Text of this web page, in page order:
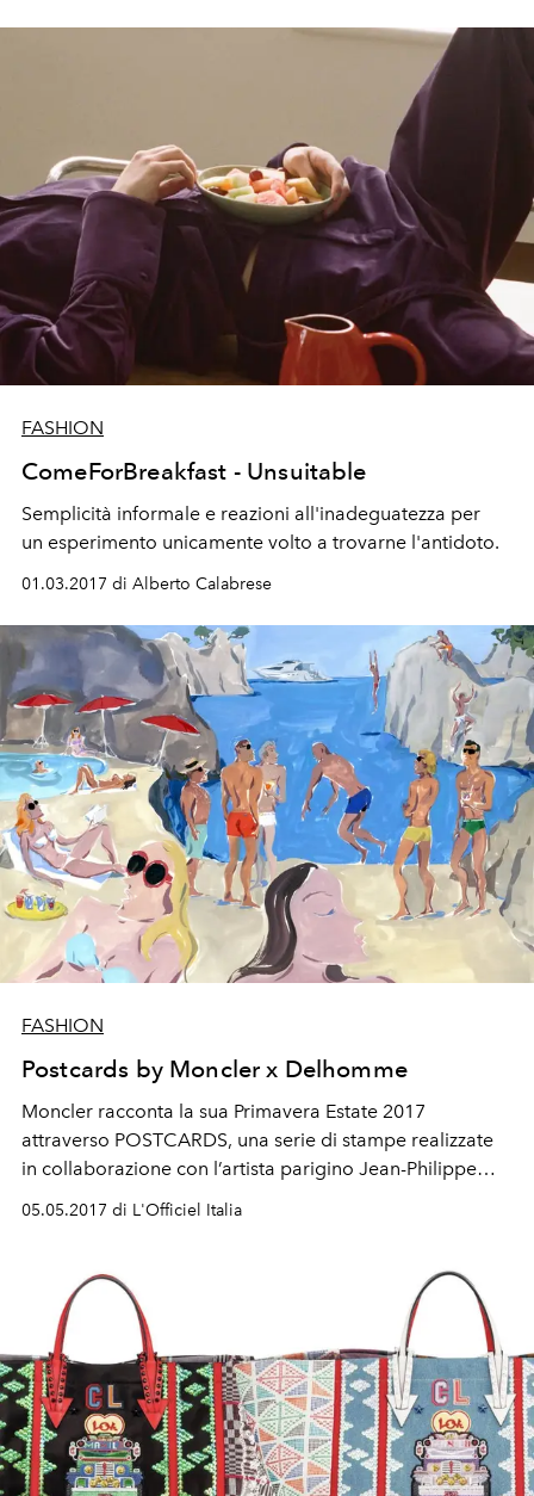
FASHION
ComeForBreakfast - Unsuitable
Semplicità informale e reazioni all'inadeguatezza per
un esperimento unicamente volto a trovarne l'antidoto.
01.03.2017 di Alberto Calabrese
FASHION
Postcards by Moncler x Delhomme
Moncler racconta la sua Primavera Estate 2017
attraverso POSTCARDS, una serie di stampe realizzate
in collaborazione con l’artista parigino Jean-Philippe
Delhomme.
05.05.2017 di L'Officiel Italia